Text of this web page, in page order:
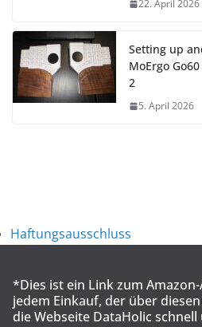
22. April 2026
Setting up
MoErgo
2
5. April 2026
Haftungsausschluss
*Dies ist ein Link zum
jedem Einkauf, der über
die Webseite DataHolic